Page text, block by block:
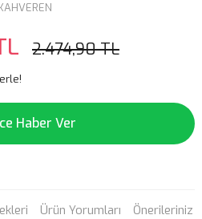
2.474,90 TL
Haber Ver
Ürün Yorumları Önerileriniz